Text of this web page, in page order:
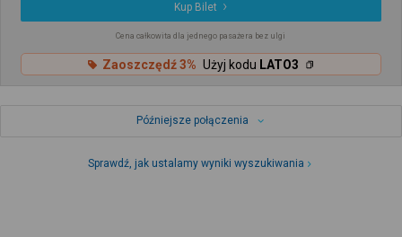
Kup Bilet
Cena całkowita dla jednego pasażera bez ulgi
Zaoszczędź 3% Użyj kodu LATO3
Późniejsze połączenia
Sprawdź, jak ustalamy wyniki wyszukiwania